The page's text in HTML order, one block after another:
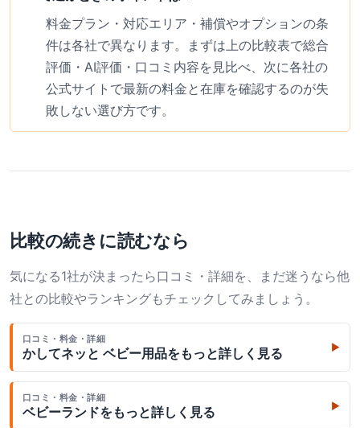
料金プラン・対応エリア・補償やオプションの条
件は各社で異なります。まずは上の比較表で総合
評価・AI評価・口コミ内容を見比べ、次に各社の
公式サイトで最新の料金と在庫を確認するのが失
敗しない選び方です。
比較の続きに読むなら
気になる1社が決まったら口コミ・詳細を、まだ迷うなら他
社との比較やランキングもチェックしてみましょう。
口コミ・料金・詳細
かしてネッと ベビー用品をもっと詳しく見る ▶
口コミ・料金・詳細
ベビーランドをもっと詳しく見る ▶